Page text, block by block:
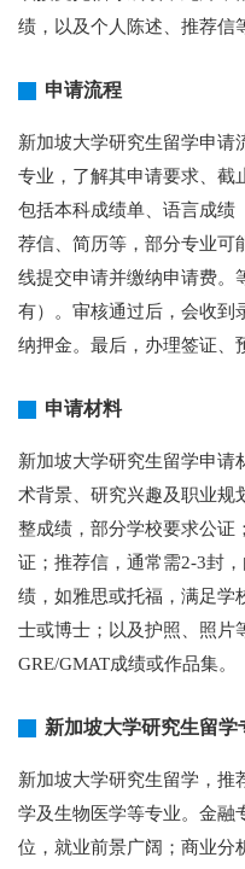
绩，以及个人陈述、推荐信
申请流程
新加坡大学研究生留学申请
专业，了解其申请要求、截
包括本科成绩单、语言成绩
荐信、简历等，部分专业可
线提交申请并缴纳申请费。
有）。审核通过后，会收到
纳押金。最后，办理签证、
申请材料
新加坡大学研究生留学申请
术背景、研究兴趣及职业规
整成绩，部分学校要求公证
证；推荐信，通常需2-3封
绩，如雅思或托福，满足学
士或博士；以及护照、照片
GRE/GMAT成绩或作品集。
新加坡大学研究生留学
新加坡大学研究生留学，推
学及生物医学等专业。金融
位，就业前景广阔；商业分